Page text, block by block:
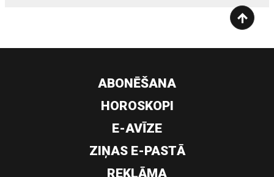
ABONĒŠANA
HOROSKOPI
E-AVĪZE
ZIŅAS E-PASTĀ
REKLĀMA